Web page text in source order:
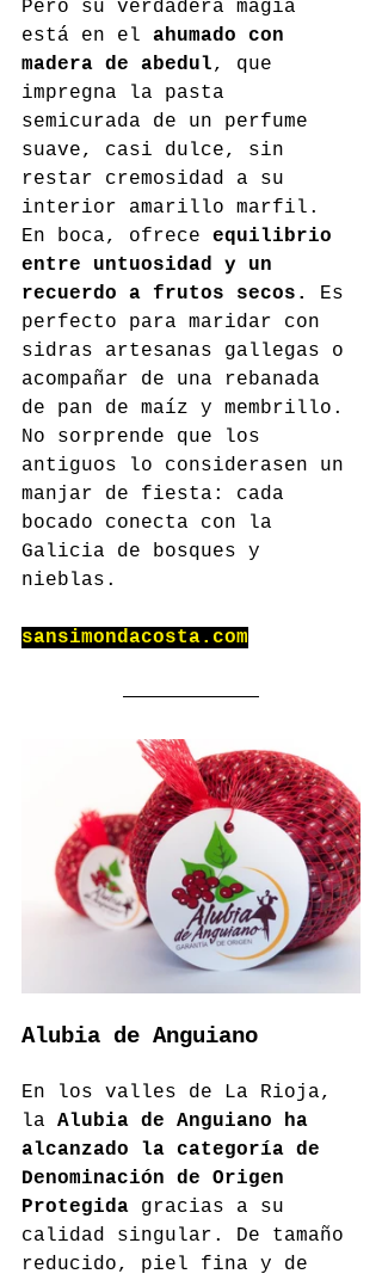
Pero su verdadera magia
está en el ahumado con
madera de abedul, que
impregna la pasta
semicurada de un perfume
suave, casi dulce, sin
restar cremosidad a su
interior amarillo marfil.
En boca, ofrece equilibrio
entre untuosidad y un
recuerdo a frutos secos.
Es
perfecto para maridar con
sidras artesanas gallegas o
acompañar de una rebanada
de pan de maíz y membrillo.
No sorprende que los
antiguos lo considerasen un
manjar de fiesta: cada
bocado conecta con la
Galicia de bosques y
nieblas.
sansimondacosta.com
Alubia de Anguiano
En los valles de La Rioja,
la Alubia de Anguiano ha
alcanzado la categoría de
Denominación de Origen
Protegida gracias a su
calidad singular. De tamaño
reducido, piel fina y de